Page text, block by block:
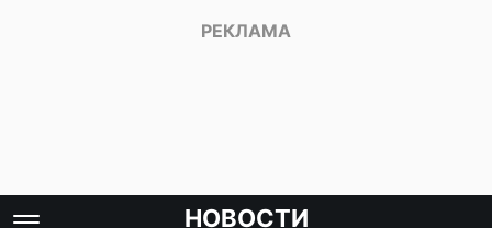
НОВОСТИ